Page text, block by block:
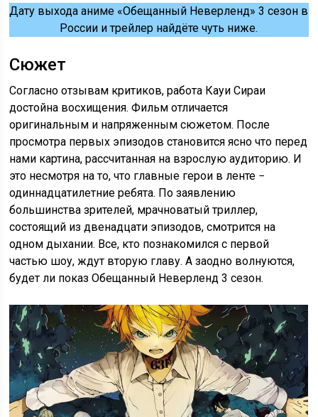
Дату выхода аниме «Обещанный Неверленд» 3 сезон в
России и трейлер найдёте чуть ниже.
Сюжет
Согласно отзывам критиков, работа Кауи Сираи
достойна восхищения. Фильм отличается
оригинальным и напряженным сюжетом. После
просмотра первых эпизодов становится ясно что перед
нами картина, рассчитанная на взрослую аудиторию. И
это несмотря на то, что главные герои в ленте −
одиннадцатилетние ребята. По заявлению
большинства зрителей, мрачноватый триллер,
состоящий из двенадцати эпизодов, смотрится на
одном дыхании. Все, кто познакомился с первой
частью шоу, ждут вторую главу. А заодно волнуются,
будет ли показ Обещанный Неверленд 3 сезон.